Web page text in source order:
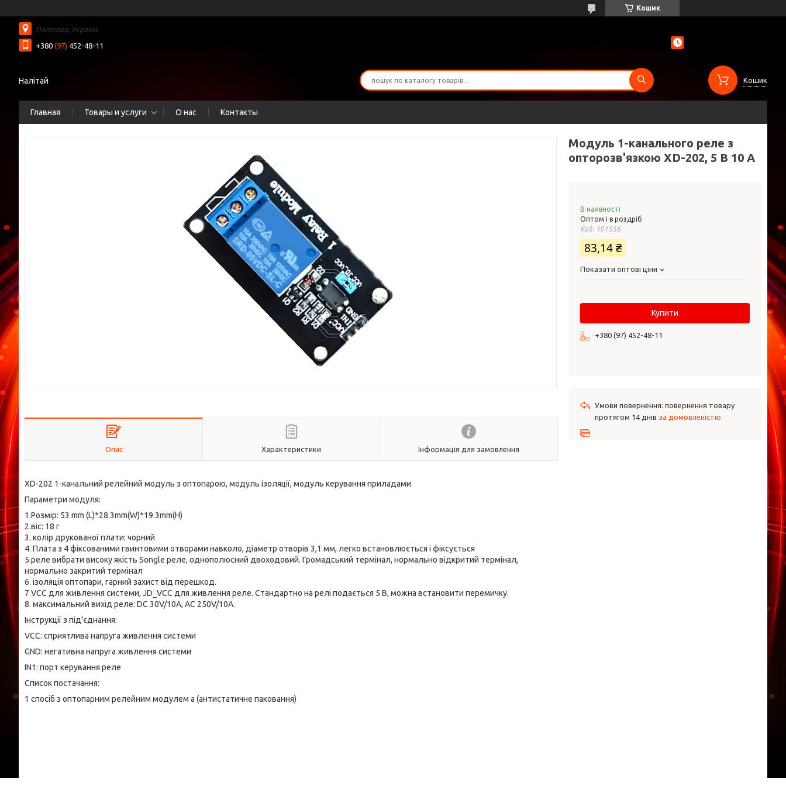
Кошик
Полтава, Україна
+380 (97) 452-48-11
Налітай Кошик
Главная Товары и услуги О нас Контакты
Опис Характеристики Інформація для замовлення
XD-202 1-канальний релейний модуль з оптопарою, модуль ізоляції, модуль керування приладами
Параметри модуля:
1.Розмір: 53 mm (L)*28.3mm(W)*19.3mm(H)
2.віс: 18 г
3. колір друкованої плати: чорний
4. Плата з 4 фіксованими гвинтовими отворами навколо, діаметр отворів 3,1 мм, легко встановлюється і фіксується
5.реле вибрати високу якість Songle реле, однополюсний двоходовий. Громадський термінал, нормально відкритий термінал,
нормально закритий термінал
6. ізоляція оптопари, гарний захист від перешкод.
7.VCC для живлення системи, JD_VCC для живлення реле. Стандартно на релі подається 5 В, можна встановити перемичку.
8. максимальний вихід реле: DC 30V/10A, AC 250V/10A.
Інструкції з під'єднання:
VCC: сприятлива напруга живлення системи
GND: негативна напруга живлення системи
IN1: порт керування реле
Список постачання:
1 спосіб з оптопарним релейним модулем a (антистатичне паковання)
Модуль 1-канального реле з
опторозв'язкою XD-202, 5 В 10 A
В наявності
Оптом і в роздріб
Код: 101556
83,14 ₴
Показати оптові ціни
Купити
+380 (97) 452-48-11
повернення товару
протягом 14 днів за домовленістю